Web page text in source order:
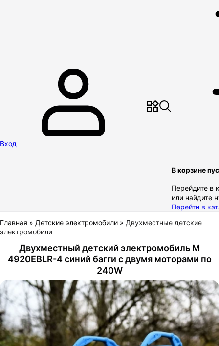
Вход
В корзине
Перейдите в
или найдите
Перейти в
Главная » Детские электромобили » Двухместные детские
электромобили
Двухместный детский электромобиль M
4920EBLR-4 синий багги с двумя моторами по
240W